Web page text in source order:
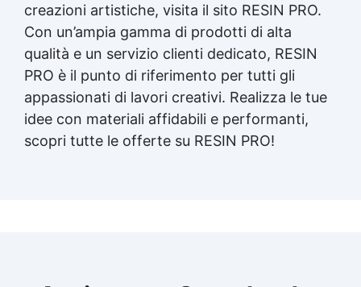
creazioni artistiche, visita il sito RESIN PRO.
Con un’ampia gamma di prodotti di alta
qualità e un servizio clienti dedicato, RESIN
PRO è il punto di riferimento per tutti gli
appassionati di lavori creativi. Realizza le tue
idee con materiali affidabili e performanti,
scopri tutte le offerte su RESIN PRO!